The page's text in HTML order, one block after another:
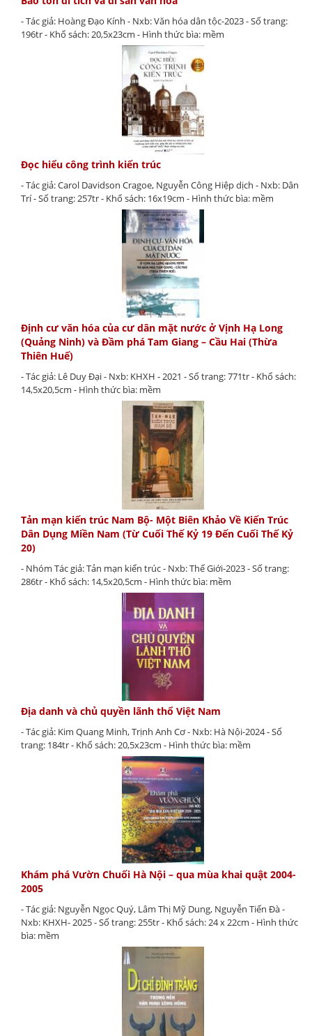
- Tác giả: Hoàng Đạo Kính - Nxb: Văn hóa dân tộc-2023 - Số trang:
196tr - Khổ sách: 20,5x23cm - Hình thức bìa: mềm
Đọc hiểu công trình kiến trúc
- Tác giả: Carol Davidson Cragoe, Nguyễn Công Hiệp dịch - Nxb: Dân
Trí - Số trang: 257tr - Khổ sách: 16x19cm - Hình thức bìa: mềm
Định cư văn hóa của cư dân mặt nước ở Vịnh Hạ Long
(Quảng Ninh) và Đầm phá Tam Giang – Cầu Hai (Thừa
Thiên Huế)
- Tác giả: Lê Duy Đại - Nxb: KHXH - 2021 - Số trang: 771tr - Khổ sách:
14,5x20,5cm - Hình thức bìa: mềm
Tản mạn kiến trúc Nam Bộ- Một Biên Khảo Về Kiến Trúc
Dân Dụng Miền Nam (Từ Cuối Thế Kỷ 19 Đến Cuối Thế Kỷ
20)
- Nhóm Tác giả: Tản mạn kiến trúc - Nxb: Thế Giới-2023 - Số trang:
286tr - Khổ sách: 14,5x20,5cm - Hình thức bìa: mềm
Địa danh và chủ quyền lãnh thổ Việt Nam
- Tác giả: Kim Quang Minh, Trịnh Anh Cơ - Nxb: Hà Nội-2024 - Số
trang: 184tr - Khổ sách: 20,5x23cm - Hình thức bìa: mềm
Khám phá Vườn Chuối Hà Nội – qua mùa khai quật 2004-
2005
- Tác giả: Nguyễn Ngọc Quý, Lâm Thị Mỹ Dung, Nguyễn Tiến Đà -
Nxb: KHXH- 2025 - Số trang: 255tr - Khổ sách: 24 x 22cm - Hình thức
bìa: mềm